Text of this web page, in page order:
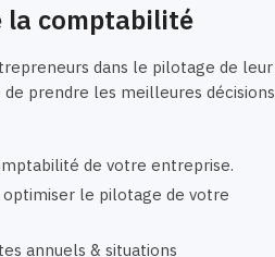
la comptabilité
dans le pilotage de leur
prendre les meilleures décisions
de votre entreprise.
optimiser le pilotage de votre
annuels & situations